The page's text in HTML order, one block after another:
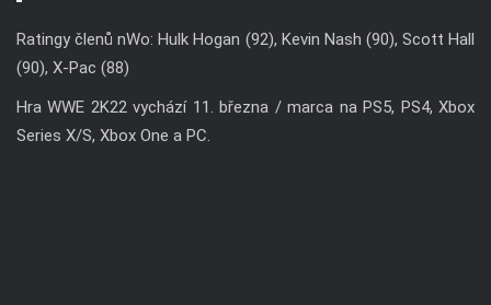
Ratingy členů nWo: Hulk Hogan (92), Kevin Nash (90), Scott Hall
(90), X-Pac (88)
Hra WWE 2K22 vychází 11. března / marca na PS5, PS4, Xbox
Series X/S, Xbox One a PC.